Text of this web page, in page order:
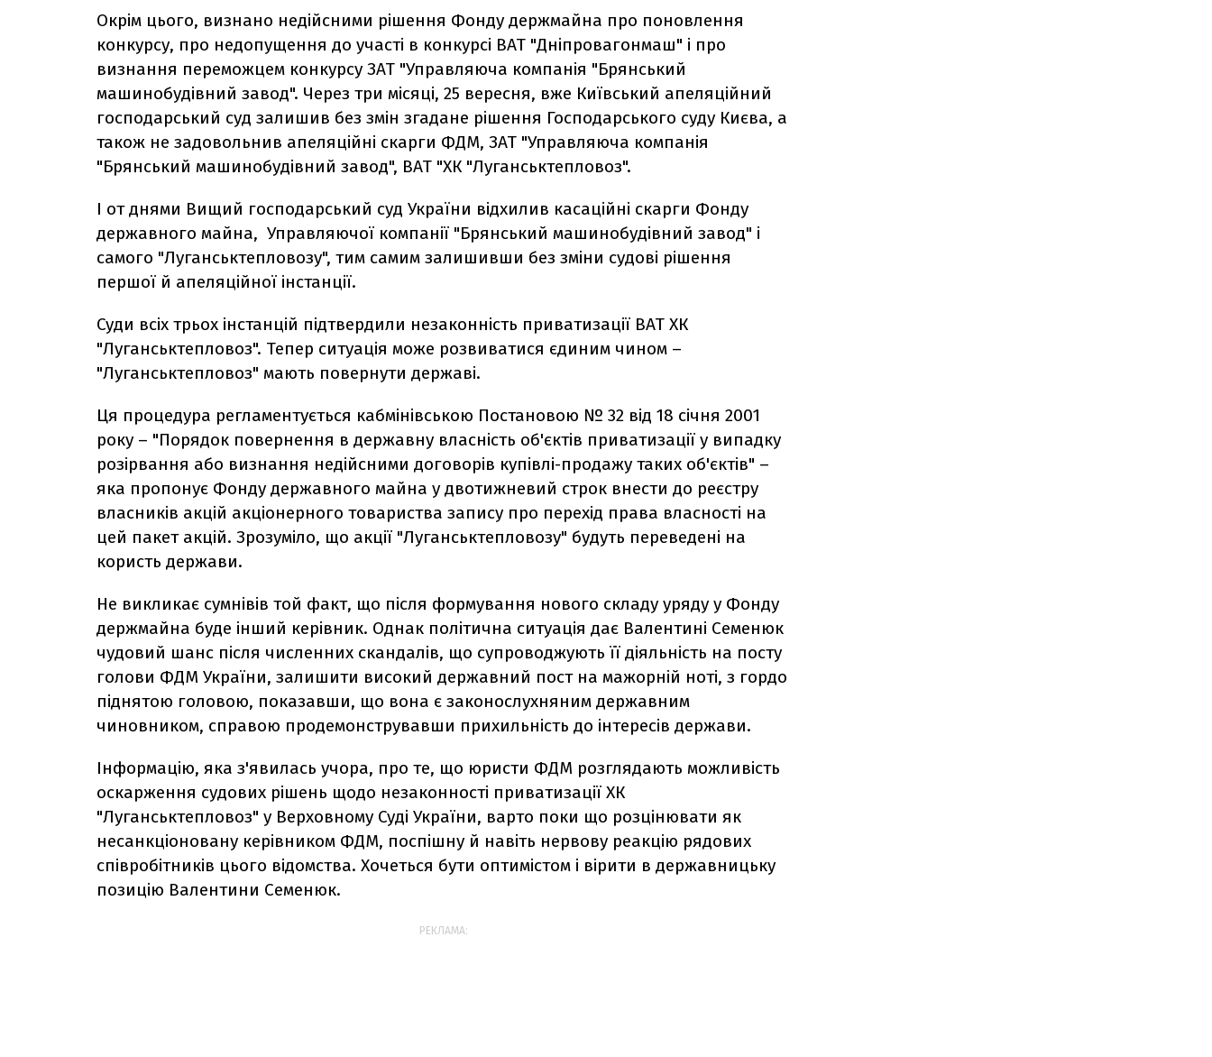
Окрім цього, визнано недійсними рішення Фонду держмайна про поновлення
конкурсу, про недопущення до участі в конкурсі ВАТ "Дніпровагонмаш" і про
визнання переможцем конкурсу ЗАТ "Управляюча компанія "Брянський
машинобудівний завод". Через три місяці, 25 вересня, вже Київський апеляційний
господарський суд залишив без змін згадане рішення Господарського суду Києва, а
також не задовольнив апеляційні скарги ФДМ, ЗАТ "Управляюча компанія
"Брянський машинобудівний завод", ВАТ "ХК "Луганськтепловоз".
І от днями Вищий господарський суд України відхилив касаційні скарги Фонду
державного майна, Управляючої компанії "Брянський машинобудівний завод" і
самого "Луганськтепловозу", тим самим залишивши без зміни судові рішення
першої й апеляційної інстанції.
Суди всіх трьох інстанцій підтвердили незаконність приватизації ВАТ ХК
"Луганськтепловоз". Тепер ситуація може розвиватися єдиним чином –
"Луганськтепловоз" мають повернути державі.
Ця процедура регламентується кабмінівською Постановою № 32 від 18 січня 2001
року – "Порядок повернення в державну власність об'єктів приватизації у випадку
розірвання або визнання недійсними договорів купівлі-продажу таких об'єктів" –
яка пропонує Фонду державного майна у двотижневий строк внести до реєстру
власників акцій акціонерного товариства запису про перехід права власності на
цей пакет акцій. Зрозуміло, що акції "Луганськтепловозу" будуть переведені на
користь держави.
Не викликає сумнівів той факт, що після формування нового складу уряду у Фонду
держмайна буде інший керівник. Однак політична ситуація дає Валентині Семенюк
чудовий шанс після численних скандалів, що супроводжують її діяльність на посту
голови ФДМ України, залишити високий державний пост на мажорній ноті, з гордо
піднятою головою, показавши, що вона є законослухняним державним
чиновником, справою продемонструвавши прихильність до інтересів держави.
Інформацію, яка з'явилась учора, про те, що юристи ФДМ розглядають можливість
оскарження судових рішень щодо незаконності приватизації ХК
"Луганськтепловоз" у Верховному Суді України, варто поки що розцінювати як
несанкціоновану керівником ФДМ, поспішну й навіть нервову реакцію рядових
співробітників цього відомства. Хочеться бути оптимістом і вірити в державницьку
позицію Валентини Семенюк.
РЕКЛАМА: